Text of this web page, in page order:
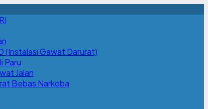
(Instalasi Gawat Darurat)
Paru
Jalan
Bebas Narkoba